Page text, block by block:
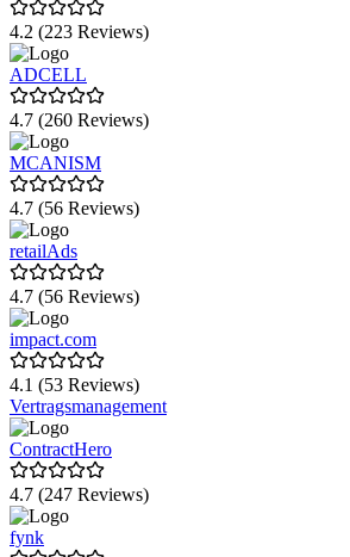
4.2 (223 Reviews)
ADCELL
4.7 (260 Reviews)
MCANISM
4.7 (56 Reviews)
retailAds
4.7 (56 Reviews)
impact.com
4.1 (53 Reviews)
Vertragsmanagement
ContractHero
4.7 (247 Reviews)
fynk